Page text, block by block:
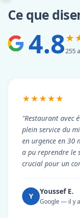
Ce que
4.8255
★★★★★
"Restaurant avec
plein service du
en urgence en 30
a pu reprendre le
crucial pour un
Y
Youssef E.
Google — il y